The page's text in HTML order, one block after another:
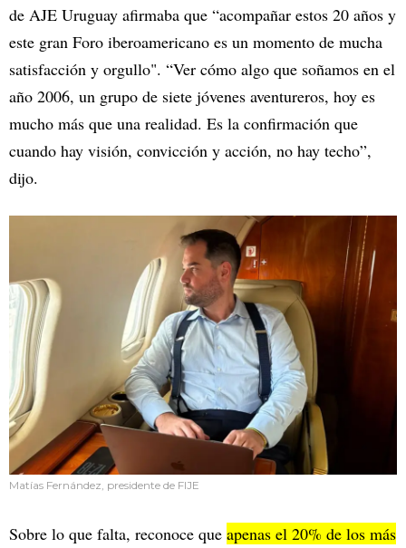
de AJE Uruguay afirmaba que “acompañar estos 20 años y
este gran Foro iberoamericano es un momento de mucha
satisfacción y orgullo". “Ver cómo algo que soñamos en el
año 2006, un grupo de siete jóvenes aventureros, hoy es
mucho más que una realidad. Es la confirmación que
cuando hay visión, convicción y acción, no hay techo”,
dijo.
Matías Fernández, presidente de FIJE
Sobre lo que falta, reconoce que apenas el 20% de los más